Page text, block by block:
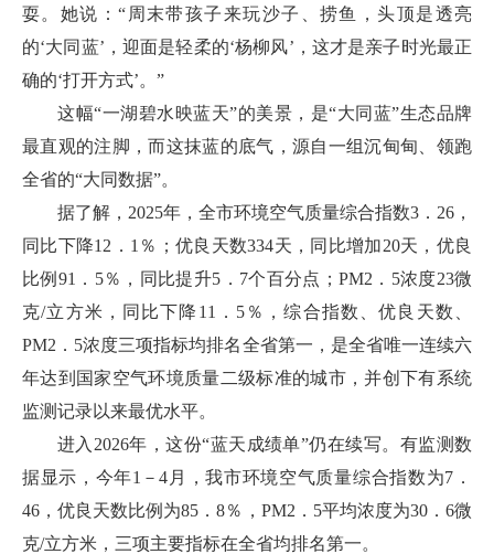
耍。她说：“周末带孩子来玩沙子、捞鱼，头顶是透亮
的‘大同蓝’，迎面是轻柔的‘杨柳风’，这才是亲子时光最正
确的‘打开方式’。”
这幅“一湖碧水映蓝天”的美景，是“大同蓝”生态品牌
最直观的注脚，而这抹蓝的底气，源自一组沉甸甸、领跑
全省的“大同数据”。
据了解，2025年，全市环境空气质量综合指数3．26，
同比下降12．1％；优良天数334天，同比增加20天，优良
比例91．5％，同比提升5．7个百分点；PM2．5浓度23微
克/立方米，同比下降11．5％，综合指数、优良天数、
PM2．5浓度三项指标均排名全省第一，是全省唯一连续六
年达到国家空气环境质量二级标准的城市，并创下有系统
监测记录以来最优水平。
进入2026年，这份“蓝天成绩单”仍在续写。有监测数
据显示，今年1－4月，我市环境空气质量综合指数为7．
46，优良天数比例为85．8％，PM2．5平均浓度为30．6微
克/立方米，三项主要指标在全省均排名第一。